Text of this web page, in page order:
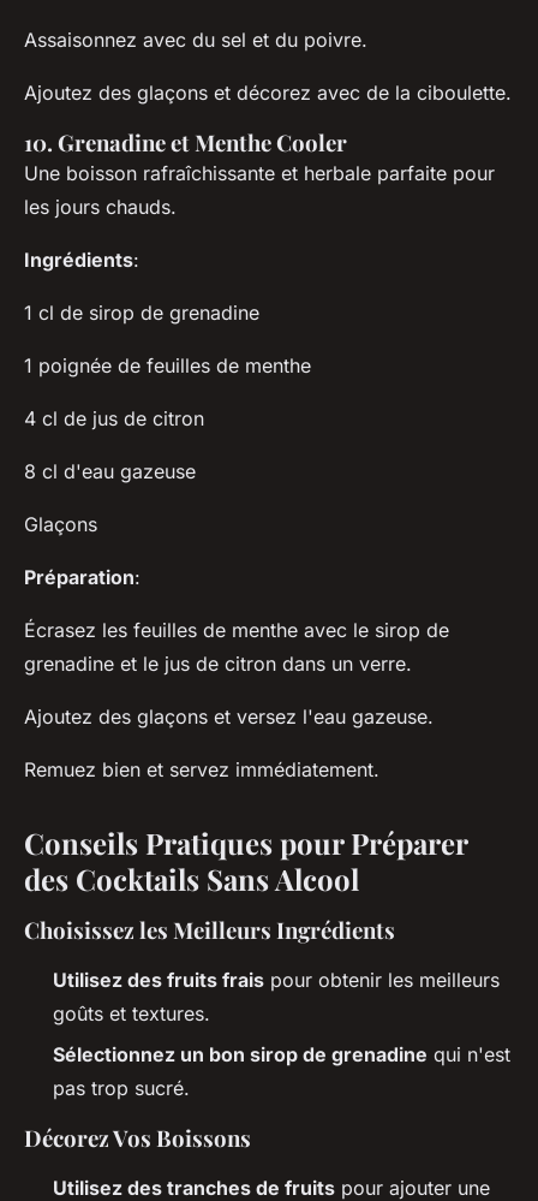
Assaisonnez avec du sel et du poivre.
Ajoutez des glaçons et décorez avec de la ciboulette.
10. Grenadine et Menthe Cooler
Une boisson rafraîchissante et herbale parfaite pour
les jours chauds.
Ingrédients:
1 cl de sirop de grenadine
1 poignée de feuilles de menthe
4 cl de jus de citron
8 cl d'eau gazeuse
Glaçons
Préparation:
Écrasez les feuilles de menthe avec le sirop de
grenadine et le jus de citron dans un verre.
Ajoutez des glaçons et versez l'eau gazeuse.
Remuez bien et servez immédiatement.
Conseils Pratiques pour Préparer
des Cocktails Sans Alcool
Choisissez les Meilleurs Ingrédients
Utilisez des fruits frais pour obtenir les meilleurs
goûts et textures.
Sélectionnez un bon sirop de grenadine qui n'est
pas trop sucré.
Décorez Vos Boissons
Utilisez des tranches de fruits pour ajouter une